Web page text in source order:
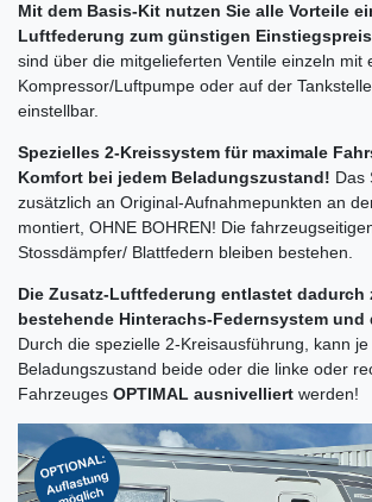
Mit dem Basis-Kit nutzen Sie alle Vorteile
Luftfederung zum günstigen
sind über die mitgelieferten Ventile einzeln mit
Kompressor/Luftpumpe oder auf der
einstellbar.
Spezielles 2-Kreissystem für maximale
Komfort bei jedem Beladungszustand! Das
zusätzlich an Original-Aufnahmepunkten an
montiert, OHNE BOHREN! Die
Stossdämpfer/ Blattfedern bleiben bestehen.
Die Zusatz-Luftfederung entlastet dadurch
bestehende Hinterachs-Federnsystem und
Durch die spezielle 2-Kreisausführung, kann je
Beladungszustand beide oder die linke oder
Fahrzeuges OPTIMAL ausnivelliert werden!